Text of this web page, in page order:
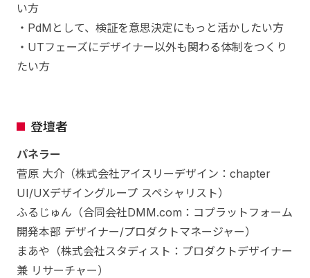
い方
・PdMとして、検証を意思決定にもっと活かしたい方
・UTフェーズにデザイナー以外も関わる体制をつくり
たい方
登壇者
パネラー
菅原 大介（株式会社アイスリーデザイン：chapter
UI/UXデザイングループ スペシャリスト）
ふるじゅん（合同会社DMM.com：コプラットフォーム
開発本部 デザイナー/プロダクトマネージャー）
まあや（株式会社スタディスト：プロダクトデザイナー
兼 リサーチャー）